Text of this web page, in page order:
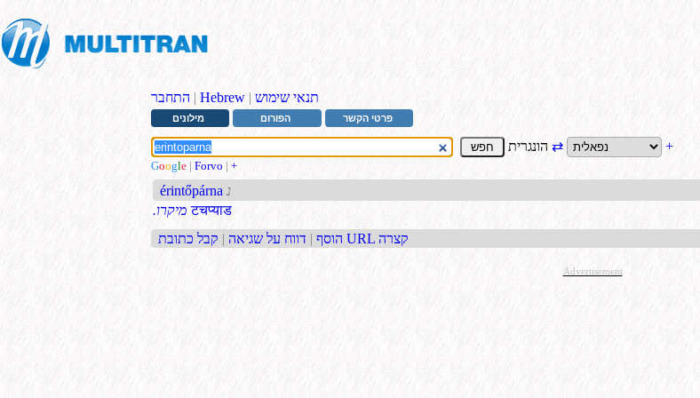
התחבר | Hebrew | תנאי שימוש
מילונים הפורום פרטי הקשר
⇄ +
Google | Forvo | +
érintőpárna נ
.מיקרו टचप्याड
הוסף | דווח על שגיאה | קבל כתובת URL קצרה
Advertisement